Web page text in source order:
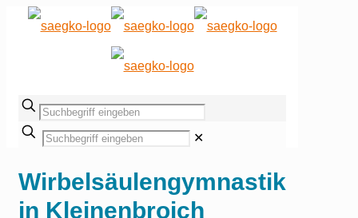
✕
Wirbelsäulengymnastik
in Kleinenbroich